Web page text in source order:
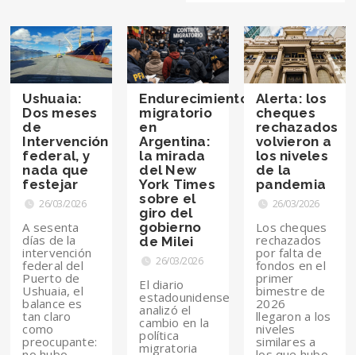
Ushuaia:
Dos meses
de
Intervención
federal, y
nada que
festejar
26/03/2026
A sesenta
días de la
intervención
federal del
Puerto de
Ushuaia, el
balance es
tan claro
como
preocupante:
Endurecimiento
migratorio
en
Argentina:
la mirada
del New
York Times
sobre el
giro del
gobierno
de Milei
26/03/2026
El diario
estadounidense
analizó el
cambio en la
política
migratoria
Alerta: los
cheques
rechazados
volvieron a
los niveles
de la
pandemia
26/03/2026
Los cheques
rechazados
por falta de
fondos en el
primer
bimestre de
2026
llegaron a los
niveles
similares a